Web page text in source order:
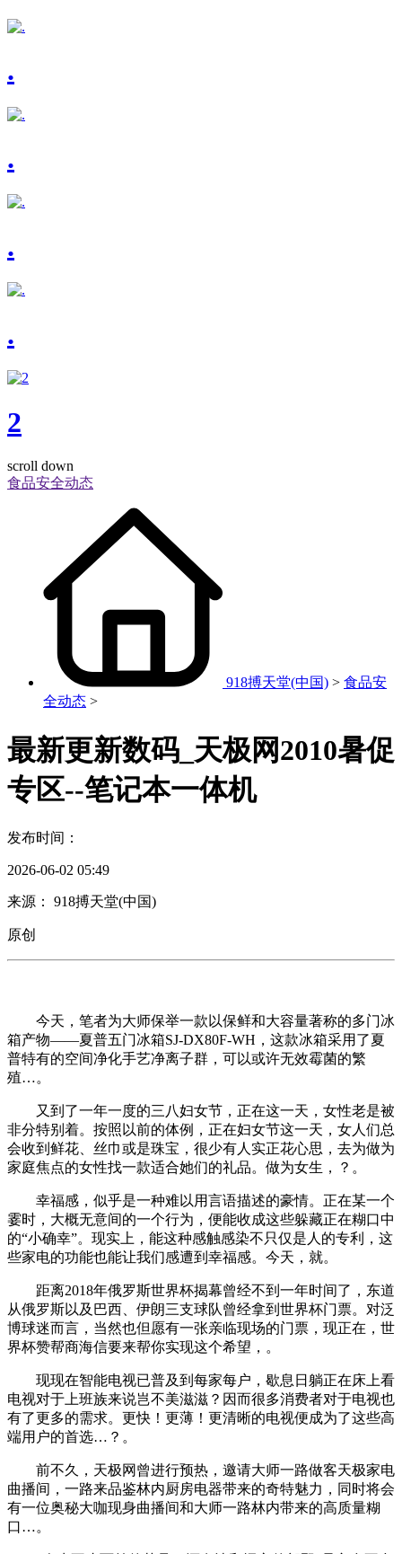
.
.
.
.
2
scroll down
食品安全动态
918搏天堂(中国) > 食品安
全动态 >
最新更新数码_天极网2010暑促
专区--笔记本一体机
发布时间：
2026-06-02 05:49
来源： 918搏天堂(中国)
原创
今天，笔者为大师保举一款以保鲜和大容量著称的多门冰
箱产物——夏普五门冰箱SJ-DX80F-WH，这款冰箱采用了夏
普特有的空间净化手艺净离子群，可以或许无效霉菌的繁
殖…。
又到了一年一度的三八妇女节，正在这一天，女性老是被
非分特别着。按照以前的体例，正在妇女节这一天，女人们总
会收到鲜花、丝巾或是珠宝，很少有人实正花心思，去为做为
家庭焦点的女性找一款适合她们的礼品。做为女生，？。
幸福感，似乎是一种难以用言语描述的豪情。正在某一个
霎时，大概无意间的一个行为，便能收成这些躲藏正在糊口中
的“小确幸”。现实上，能这种感触感染不只仅是人的专利，这
些家电的功能也能让我们感遭到幸福感。今天，就。
距离2018年俄罗斯世界杯揭幕曾经不到一年时间了，东道
从俄罗斯以及巴西、伊朗三支球队曾经拿到世界杯门票。对泛
博球迷而言，当然也但愿有一张亲临现场的门票，现正在，世
界杯赞帮商海信要来帮你实现这个希望，。
现现在智能电视已普及到每家每户，歇息日躺正在床上看
电视对于上班族来说岂不美滋滋？因而很多消费者对于电视也
有了更多的需求。更快！更薄！更清晰的电视便成为了这些高
端用户的首选…？。
前不久，天极网曾进行预热，邀请大师一路做客天极家电
曲播间，一路来品鉴林内厨房电器带来的奇特魅力，同时将会
有一位奥秘大咖现身曲播间和大师一路林内带来的高质量糊
口…。